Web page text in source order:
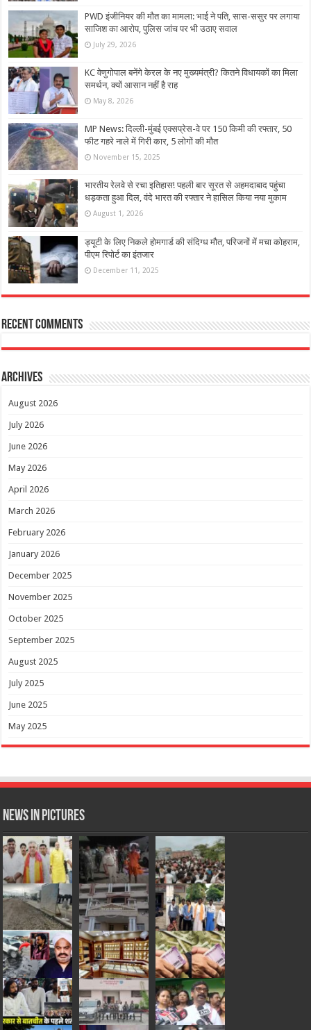
PWD इंजीनियर की मौत का मामला: भाई ने पति, सास-ससुर पर लगाया
साजिश का आरोप, पुलिस जांच पर भी उठाए सवाल
July 29, 2026
KC वेणुगोपाल बनेंगे केरल के नए मुख्यमंत्री? कितने विधायकों का मिला
समर्थन, क्‍यों आसान नहीं है राह
May 8, 2026
MP News: दिल्ली-मुंबई एक्सप्रेस-वे पर 150 किमी की रफ्तार, 50
फीट गहरे नाले में गिरी कार, 5 लोगों की मौत
November 15, 2025
भारतीय रेलवे से रचा इतिहास! पहली बार सूरत से अहमदाबाद पहुंचा
धड़कता हुआ दिल, वंदे भारत की रफ्तार ने हासिल किया नया मुकाम
August 1, 2026
ड्यूटी के लिए निकले होमगार्ड की संदिग्ध मौत, परिजनों में मचा कोहराम,
पीएम रिपोर्ट का इंतजार
December 11, 2025
Recent Comments
Archives
August 2026
July 2026
June 2026
May 2026
April 2026
March 2026
February 2026
January 2026
December 2025
November 2025
October 2025
September 2025
August 2025
July 2025
June 2025
May 2025
News in Pictures